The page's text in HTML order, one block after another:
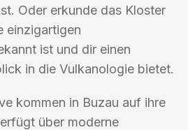
Oder erkunde das Kloster
einzigartigen
ist und dir einen
in die Vulkanologie bietet.
kommen in Buzau auf ihre
über moderne